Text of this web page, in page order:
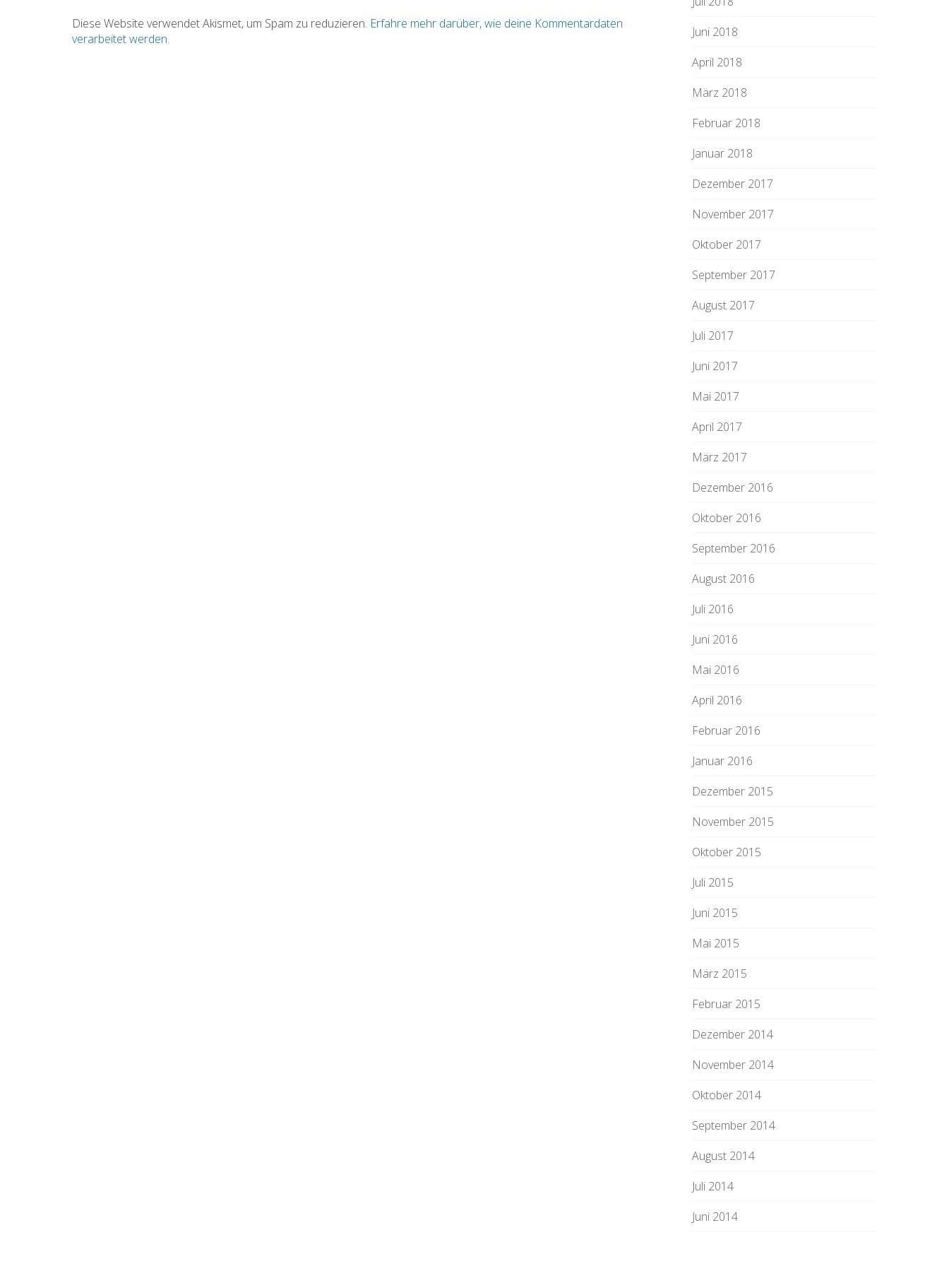
Diese Website verwendet Akismet, um Spam zu reduzieren. Erfahre mehr darüber, wie deine Kommentardaten
verarbeitet werden.
Juni 2018
April 2018
März 2018
Februar 2018
Januar 2018
Dezember 2017
November 2017
Oktober 2017
September 2017
August 2017
Juli 2017
Juni 2017
Mai 2017
April 2017
März 2017
Dezember 2016
Oktober 2016
September 2016
August 2016
Juli 2016
Juni 2016
Mai 2016
April 2016
Februar 2016
Januar 2016
Dezember 2015
November 2015
Oktober 2015
Juli 2015
Juni 2015
Mai 2015
März 2015
Februar 2015
Dezember 2014
November 2014
Oktober 2014
September 2014
August 2014
Juli 2014
Juni 2014